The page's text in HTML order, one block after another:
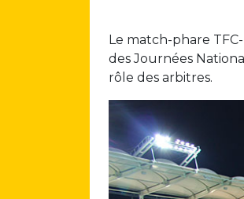
Le match-phare
des Journées
rôle des arbitres.